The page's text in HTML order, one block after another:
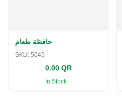
حافظة طعام
SKU: 5045
0.00 QR
In Stock